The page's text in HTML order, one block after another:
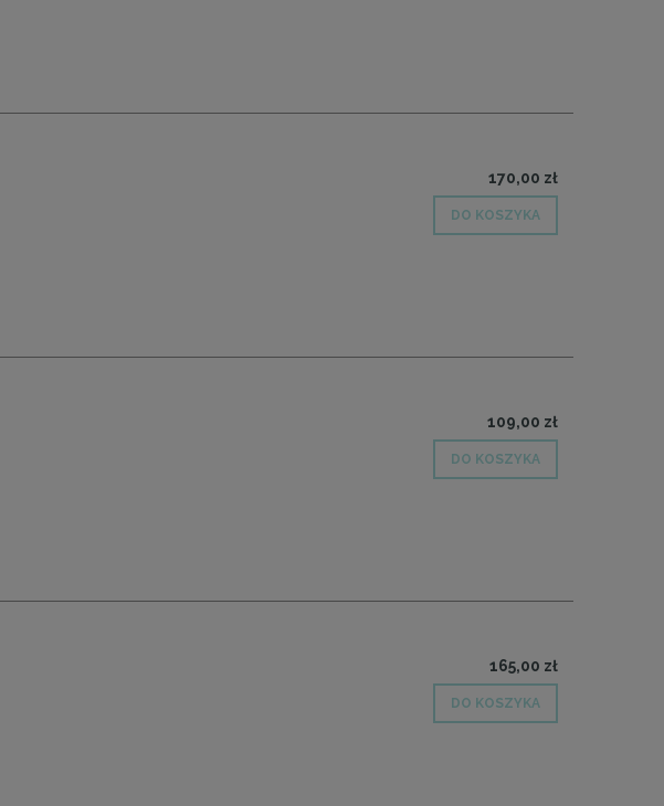
170,00 zł
DO KOSZYKA
109,00 zł
DO KOSZYKA
165,00 zł
DO KOSZYKA